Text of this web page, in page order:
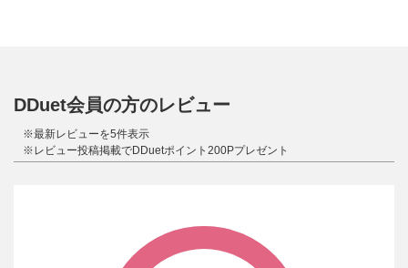
DDuet会員の方のレビュー
※最新レビューを5件表示
※レビュー投稿掲載でDDuetポイント200Pプレゼント